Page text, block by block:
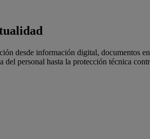
desde información digital, documentos
del personal hasta la protección técnica